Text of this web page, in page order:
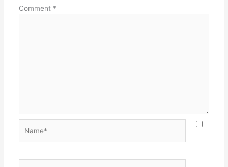
Comment *